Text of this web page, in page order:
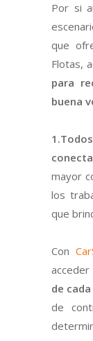
Por si
que
Flotas,
para
buena
mayor
los
que
Con
acceder
de
de